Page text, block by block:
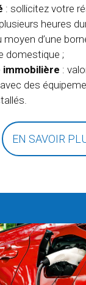
: sollicitez votre
heures
moyen d’une
domestique ;
immobilière :
avec des
EN SAVOIR